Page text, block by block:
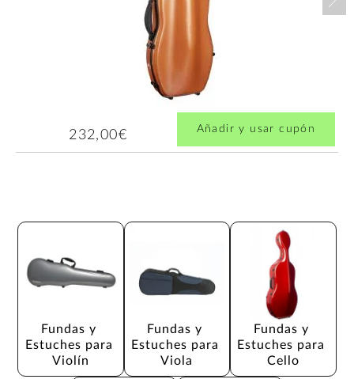
232,00€ Añadir y usar cupón
Fundas y
Estuches para
Violín
Fundas y
Estuches para
Viola
Fundas y
Estuches para
Cello